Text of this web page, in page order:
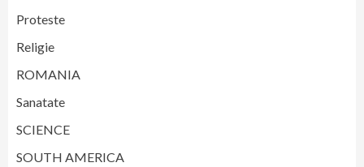
Proteste
Religie
ROMANIA
Sanatate
SCIENCE
SOUTH AMERICA